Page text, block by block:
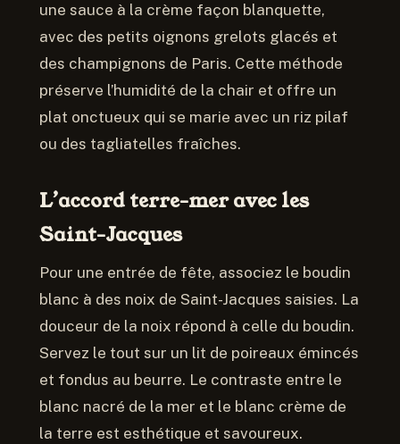
une sauce à la crème façon blanquette,
avec des petits oignons grelots glacés et
des champignons de Paris. Cette méthode
préserve l’humidité de la chair et offre un
plat onctueux qui se marie avec un riz pilaf
ou des tagliatelles fraîches.
L’accord terre-mer avec les
Saint-Jacques
Pour une entrée de fête, associez le boudin
blanc à des noix de Saint-Jacques saisies. La
douceur de la noix répond à celle du boudin.
Servez le tout sur un lit de poireaux émincés
et fondus au beurre. Le contraste entre le
blanc nacré de la mer et le blanc crème de
la terre est esthétique et savoureux.